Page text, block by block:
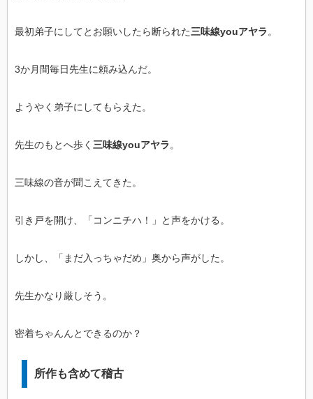
最初弟子にしてとお願いしたら断られた三味線youアヤラ 。
3か月間毎日先生に頼み込んだ。
ようやく弟子にしてもらえた。
先生のもとへ歩く 三味線youアヤラ 。
三味線の音が聞こえてきた。
引き戸を開け、「コンニチハ！」と声をかける。
しかし、「まだ入っちゃだめ」奥から声がした。
先生かなり厳しそう。
密着ちゃんんとできるのか？
所作も含めて稽古